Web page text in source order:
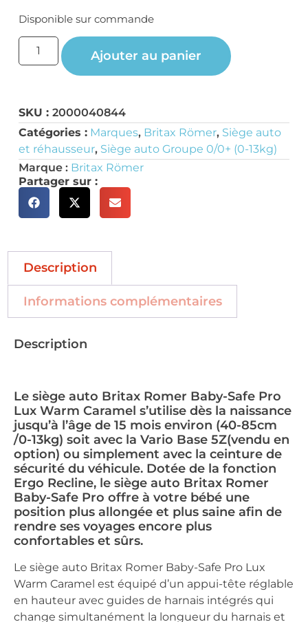
Disponible sur commande
Ajouter au panier
SKU : 2000040844
Catégories : Marques, Britax Römer, Siège auto
et réhausseur, Siège auto Groupe 0/0+ (0-13kg)
Marque : Britax Römer
Partager sur :
Description
Informations complémentaires
Description
Le siège auto Britax Romer Baby-Safe Pro
Lux Warm Caramel s’utilise dès la naissance
jusqu’à l’âge de 15 mois environ (40-85cm
/0-13kg) soit avec la Vario Base 5Z(vendu en
option) ou simplement avec la ceinture de
sécurité du véhicule. Dotée de la fonction
Ergo Recline, le siège auto Britax Romer
Baby-Safe Pro offre à votre bébé une
position plus allongée et plus saine afin de
rendre ses voyages encore plus
confortables et sûrs.
Le siège auto Britax Romer Baby-Safe Pro Lux
Warm Caramel est équipé d’un appui-tête réglable
en hauteur avec guides de harnais intégrés qui
change simultanément la longueur du harnais et